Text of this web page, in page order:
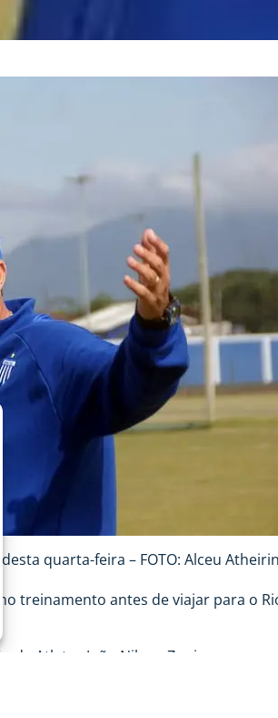
quarta-feira – FOTO: Alceu
treinamento antes de viajar para o
Atletas João Nilson Zunino, anexo